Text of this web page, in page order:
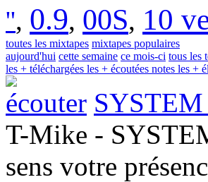
'', 0.9, 00S, 10
toutes les mixtapes mixtapes populaires
aujourd'hui cette semaine ce mois-ci tous les
les + téléchargées les + écoutées notes les +
écouter
T-Mike -
sens votre